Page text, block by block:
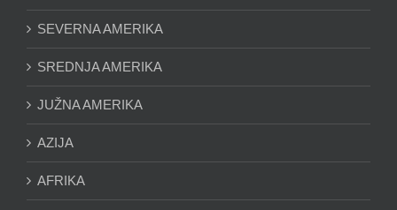
SEVERNA AMERIKA
SREDNJA AMERIKA
JUŽNA AMERIKA
AZIJA
AFRIKA